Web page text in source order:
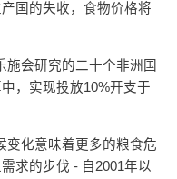
国的失收，食物价格将
施会研究的二十个非洲国
，实现投放10%开支于
变化意味着更多的粮食危
求的步伐 - 自2001年以